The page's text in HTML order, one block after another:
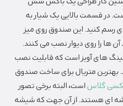
در قسمت بالایی یک شیار به
رسم کنید. این صندوق روی میز
آن ها را روی دیوار نصب می کنند.
های آویز است که قابلیت نصب
بهترین متریال برای ساخت صندوق
گلاساست، البته برخی تصور
ای هستند. از آن جهت که شیشه